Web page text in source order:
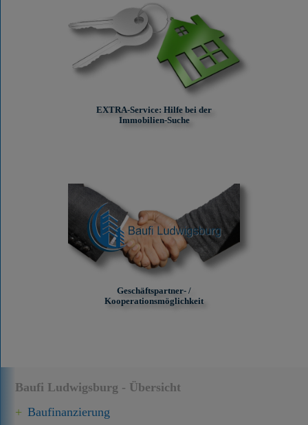
Baufi Ludwigsburg - Übersicht
Baufinanzierung
EXTRA-Service: Hilfe bei der
Immobilien-Suche
Geschäftspartner- /
Kooperationsmöglichkeit